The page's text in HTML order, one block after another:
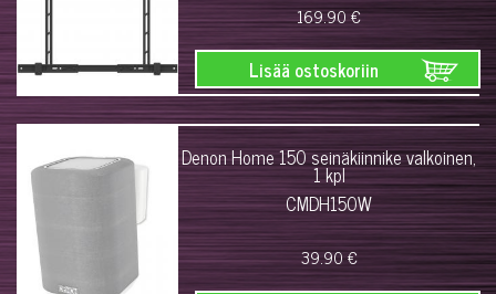
169.90 €
Lisää ostoskoriin
Denon Home 150 seinäkiinnike valkoinen,
1 kpl
CMDH150W
39.90 €